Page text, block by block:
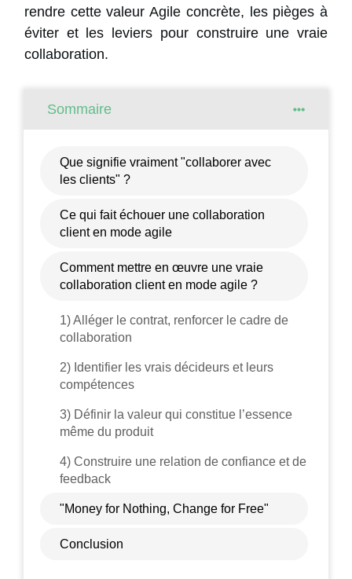
rendre cette valeur Agile concrète, les pièges à
éviter et les leviers pour construire une vraie
collaboration.
Sommaire
Que signifie vraiment "collaborer avec
les clients" ?
Ce qui fait échouer une collaboration
client en mode agile
Comment mettre en œuvre une vraie
collaboration client en mode agile ?
1) Alléger le contrat, renforcer le cadre de
collaboration
2) Identifier les vrais décideurs et leurs
compétences
3) Définir la valeur qui constitue l’essence
même du produit
4) Construire une relation de confiance et de
feedback
"Money for Nothing, Change for Free"
Conclusion